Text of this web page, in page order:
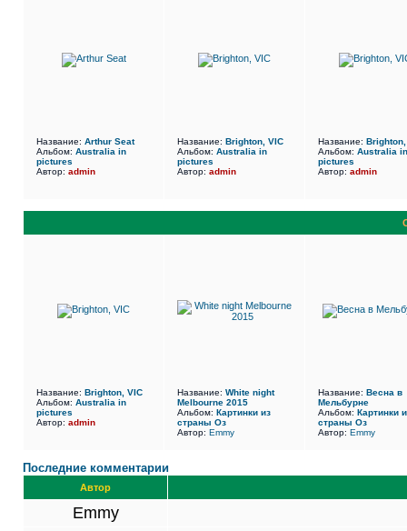
Название: Arthur Seat
Альбом: Australia in
pictures
Автор: admin
Название: Brighton, VIC
Альбом: Australia in
pictures
Автор: admin
Название: Brighton,
Альбом: Australia in
pictures
Автор: admin
Название: Brighton, VIC
Альбом: Australia in
pictures
Автор: admin
Название: White night
Melbourne 2015
Альбом: Картинки из
страны Оз
Автор: Emmy
Название: Весна в
Мельбурне
Альбом: Картинки
страны Оз
Автор: Emmy
Последние комментарии
Автор
Emmy